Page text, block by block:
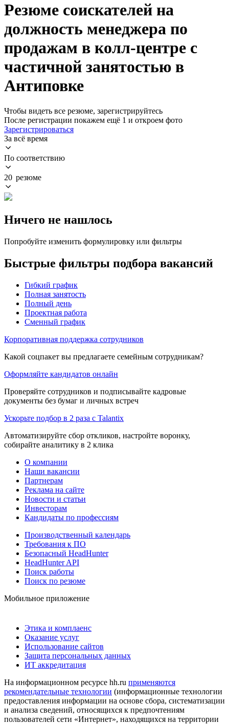
Резюме соискателей на
должность менеджера по
продажам в колл-центре с
частичной занятостью в
Антиповке
Чтобы видеть все резюме, зарегистрируйтесь
После регистрации покажем ещё 1 и откроем фото
Зарегистрироваться
За всё время
По соответствию
20 резюме
Ничего не нашлось
Попробуйте изменить формулировку или фильтры
Быстрые фильтры подбора вакансий
Гибкий график
Полная занятость
Полный день
Проектная работа
Сменный график
Корпоративная поддержка сотрудников
Какой соцпакет вы предлагаете семейным сотрудникам?
Оформляйте кандидатов онлайн
Проверяйте сотрудников и подписывайте кадровые
документы без бумаг и личных встреч
Ускорьте подбор в 2 раза с Talantix
Автоматизируйте сбор откликов, настройте воронку,
собирайте аналитику в 2 клика
О компании
Наши вакансии
Партнерам
Реклама на сайте
Новости и статьи
Инвесторам
Кандидаты по профессиям
Производственный календарь
Требования к ПО
Безопасный HeadHunter
HeadHunter API
Поиск работы
Поиск по резюме
Мобильное приложение
Этика и комплаенс
Оказание услуг
Использование сайтов
Защита персональных данных
ИТ аккредитация
На информационном ресурсе hh.ru применяются
рекомендательные технологии (информационные технологии
предоставления информации на основе сбора, систематизации
и анализа сведений, относящихся к предпочтениям
пользователей сети «Интернет», находящихся на территории